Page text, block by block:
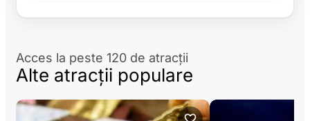
Acces la peste 120 de atracții
Alte atracții populare